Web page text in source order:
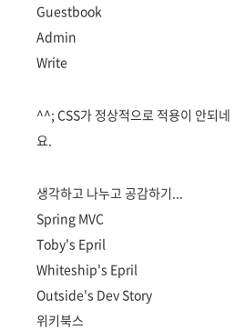
Guestbook
Admin
Write
^^; CSS가 정상적으로 적용이 안되네
요.
생각하고 나누고 공감하기...
Spring MVC
Toby's Epril
Whiteship's Epril
Outside's Dev Story
위키북스